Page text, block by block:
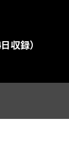
収録）